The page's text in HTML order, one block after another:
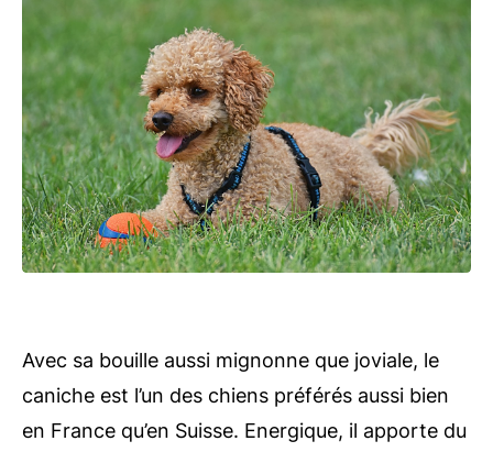
Avec sa bouille aussi mignonne que joviale, le
caniche est l’un des chiens préférés aussi bien
en France qu’en Suisse. Energique, il apporte du